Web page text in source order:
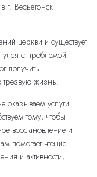
Весьегонск
церкви и существует
с проблемой
получить
жизнь.
оказываем услуги
тому, чтобы
восстановление и
помогает чтение
и активности,